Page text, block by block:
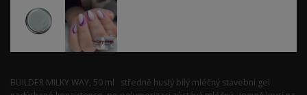
BUILDER MILKY WAY, 50 ml středně hustý bílý mléčný stavební gel